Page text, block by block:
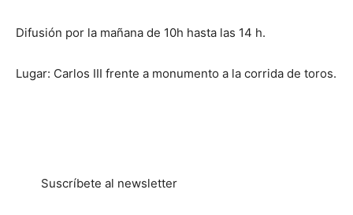
Difusión por la mañana de 10h hasta las 14 h.
Lugar: Carlos III frente a monumento a la corrida de toros.
Suscríbete al newsletter